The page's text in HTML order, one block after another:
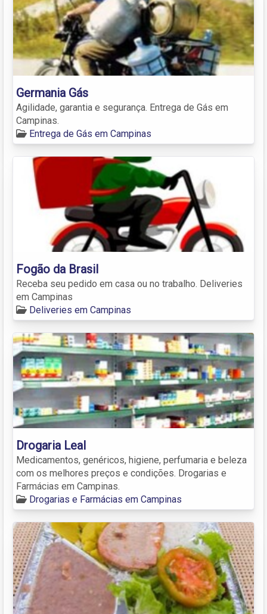
Germania Gás
Agilidade, garantia e segurança. Entrega de Gás em
Campinas.
Entrega de Gás em Campinas
Fogão da Brasil
Receba seu pedido em casa ou no trabalho. Deliveries
em Campinas
Deliveries em Campinas
Drogaria Leal
Medicamentos, genéricos, higiene, perfumaria e beleza
com os melhores preços e condições. Drogarias e
Farmácias em Campinas.
Drogarias e Farmácias em Campinas